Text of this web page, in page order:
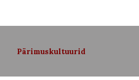
Pärimuskultuurid